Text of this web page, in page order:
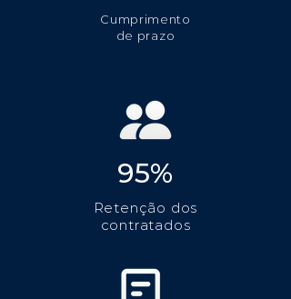
Cumprimento
de prazo
95%
Retenção dos
contratados